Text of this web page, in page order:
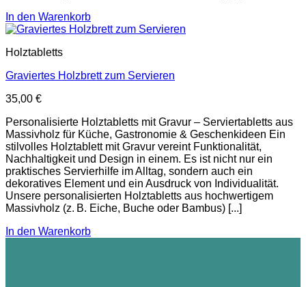
In den Warenkorb
Holztabletts
Graviertes Holzbrett zum Servieren
35,00 €
Personalisierte Holztabletts mit Gravur – Serviertabletts aus
Massivholz für Küche, Gastronomie & Geschenkideen Ein
stilvolles Holztablett mit Gravur vereint Funktionalität,
Nachhaltigkeit und Design in einem. Es ist nicht nur ein
praktisches Servierhilfe im Alltag, sondern auch ein
dekoratives Element und ein Ausdruck von Individualität.
Unsere personalisierten Holztabletts aus hochwertigem
Massivholz (z. B. Eiche, Buche oder Bambus) [...]
In den Warenkorb